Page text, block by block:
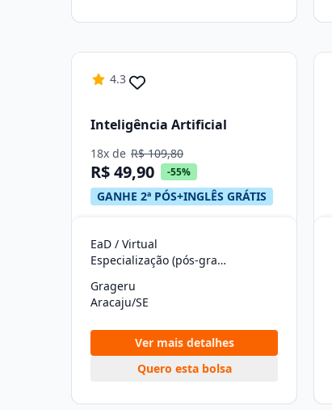
4.3
Inteligência Artificial
18x de R$ 109,80
R$ 49,90 -55%
GANHE 2ª PÓS+INGLÊS GRÁTIS
EaD / Virtual
Especialização (pós-graduação)
Grageru
Aracaju/SE
Ver mais detalhes
Quero esta bolsa